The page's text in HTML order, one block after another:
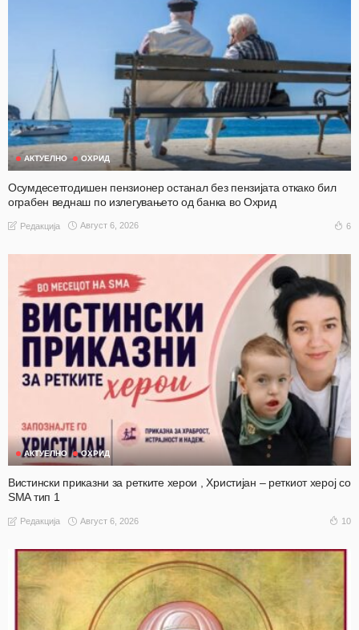
АКТУЕЛНО ОХРИД
Осумдесетгодишен пензионер останал без пензијата откако бил
ограбен веднаш по излегувањето од банка во Охрид
Редакција Август 6, 2026 6
АКТУЕЛНО ОХРИД
Вистински приказни за ретките херои , Христијан – реткиот херој со
SMA тип 1
Редакција Август 6, 2026 10